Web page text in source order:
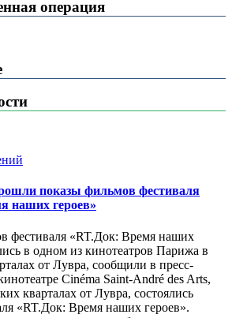
операция
показы фильмов фестиваля
наших героев»
фестиваля «RT.Док: Время наших
в одном из кинотеатров Парижа в
от Лувра, сообщили в пресс-
Cinéma Saint-André des Arts,
кварталах от Лувра, состоялись
«RT.Док: Время наших героев».